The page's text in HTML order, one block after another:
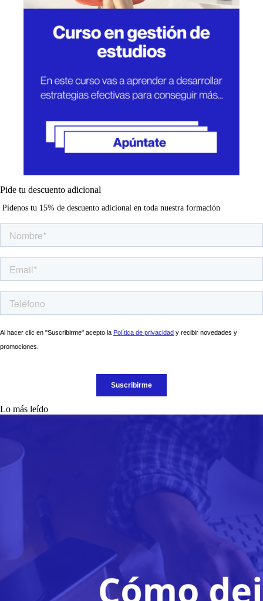
Pide tu descuento adicional
Pídenos tu 15% de descuento adicional en toda nuestra formación
Lo más leído